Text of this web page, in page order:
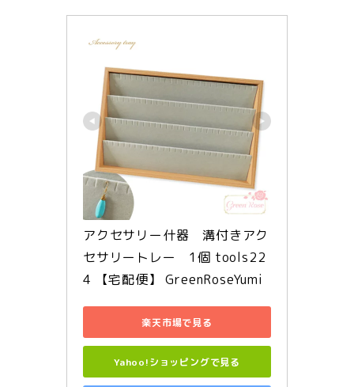
アクセサリー什器　溝付きアク
セサリートレー　1個 tools22
4 【宅配便】 GreenRoseYumi
楽天市場で見る
Yahoo!ショッピングで見る